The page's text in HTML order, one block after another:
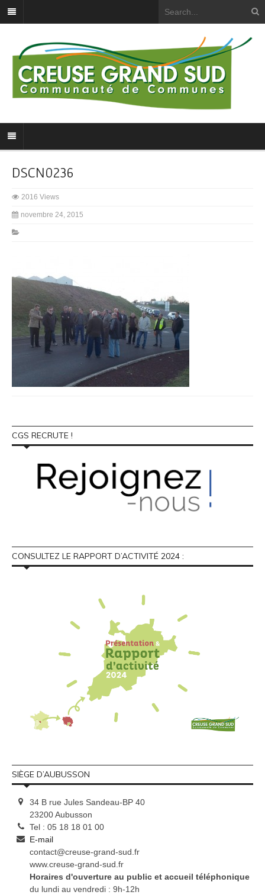
DSCN0236
2016 Views
novembre 24, 2015
CGS RECRUTE !
CONSULTEZ LE RAPPORT D’ACTIVITÉ 2024 :
SIÈGE D’AUBUSSON
34 B rue Jules Sandeau-BP 40
23200 Aubusson
Tel : 05 18 18 01 00
E-mail
contact@creuse-grand-sud.fr
www.creuse-grand-sud.fr
Horaires d'ouverture au public et accueil téléphonique
du lundi au vendredi : 9h-12h